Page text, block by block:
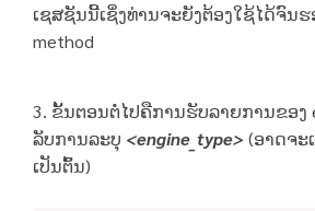
ເຊສຊັນນີ້ເຊິ່ງທ່ານຈະຍັງຕ້ອງໃຊ້ໄດ້ຈົນ
method
3. ຂັ້ນຕອນຕໍ່ໄປຄືການຮັບລາຍການຂອງ
ລັບການລະບຸ <engine_type> (ອາດຈະ
ເປັນຕົ້ນ)